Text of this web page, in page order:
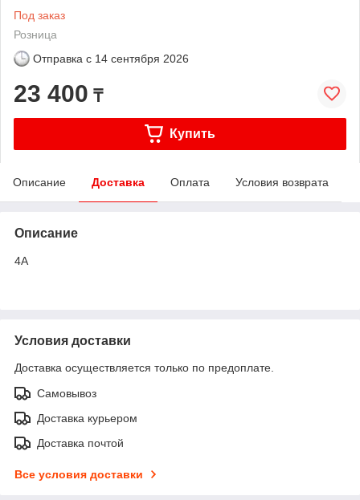
Под заказ
Розница
Отправка с 14 сентября 2026
23 400 ₸
Купить
Описание Доставка Оплата Условия возврата
Описание
4А
Условия доставки
Доставка осуществляется только по предоплате.
Самовывоз
Доставка курьером
Доставка почтой
Все условия доставки